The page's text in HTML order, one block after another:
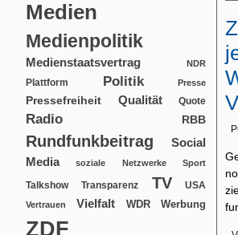
Medien
Medienpolitik
Medienstaatsvertrag NDR
Plattform Politik Presse
Pressefreiheit Qualität Quote
Radio RBB
Rundfunkbeitrag
Social
Media
soziale Netzwerke Sport
Talkshow Transparenz TV USA
Vertrauen Vielfalt WDR Werbung
ZDF